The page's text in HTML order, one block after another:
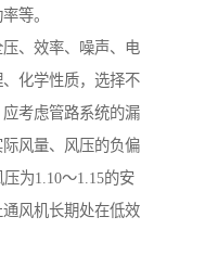
等。
、效率、噪声、电
化学性质，选择不
考虑管路系统的漏
风量、风压的负偏
为1.10～1.15的安
风机长期处在低效